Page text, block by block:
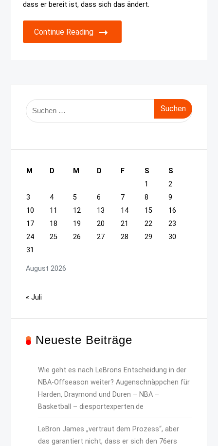
dass er bereit ist, dass sich das ändert.
Continue Reading
Suche
nach:
August 2026
M D M D F S
S
1
2
3
4 5 6 7 8
9
10
11 12 13 14 15
16
17
18 19 20 21 22
23
24
25 26 27 28 29
30
31
« Juli
Neueste Beiträge
Wie geht es nach LeBrons Entscheidung in der
NBA-Offseason weiter? Augenschnäppchen für
Harden, Draymond und Duren – NBA –
Basketball – diesportexperten.de
LeBron James „vertraut dem Prozess“, aber
das garantiert nicht, dass er sich den 76ers